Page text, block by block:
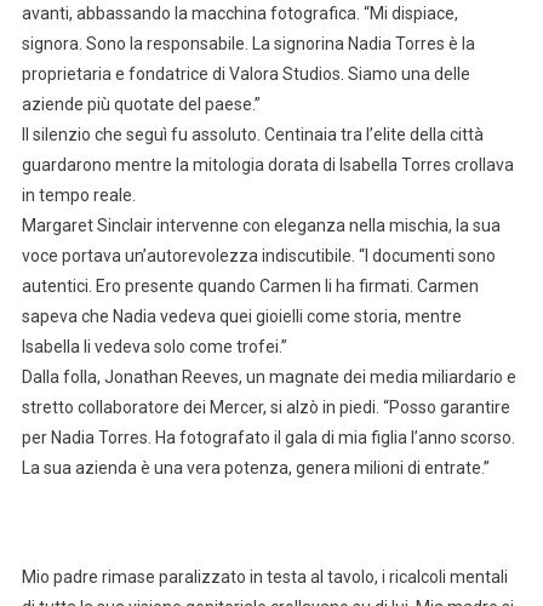
avanti, abbassando la macchina fotografica. “Mi dispiace,
signora. Sono la responsabile. La signorina Nadia Torres è la
proprietaria e fondatrice di Valora Studios. Siamo una delle
aziende più quotate del paese.”
Il silenzio che seguì fu assoluto. Centinaia tra l’elite della città
guardarono mentre la mitologia dorata di Isabella Torres crollava
in tempo reale.
Margaret Sinclair intervenne con eleganza nella mischia, la sua
voce portava un’autorevolezza indiscutibile. “I documenti sono
autentici. Ero presente quando Carmen li ha firmati. Carmen
sapeva che Nadia vedeva quei gioielli come storia, mentre
Isabella li vedeva solo come trofei.”
Dalla folla, Jonathan Reeves, un magnate dei media miliardario e
stretto collaboratore dei Mercer, si alzò in piedi. “Posso garantire
per Nadia Torres. Ha fotografato il gala di mia figlia l’anno scorso.
La sua azienda è una vera potenza, genera milioni di entrate.”
Mio padre rimase paralizzato in testa al tavolo, i ricalcoli mentali